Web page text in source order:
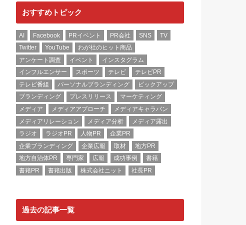
おすすめトピック
AI Facebook PRイベント PR会社 SNS
TV
Twitter
YouTube
わが社のヒット商品
アンケート調査
イベント
インスタグラム
インフルエンサー
スポーツ テレビ
テレビPR
テレビ番組
パーソナルブランディング
ピックアップ
ブランディング
プレスリリース
マーケティング
メディア
メディアアプローチ
メディアキャラバン
メディアリレーション
メディア分析
メディア露出
ラジオ
ラジオPR 人物PR
企業PR
企業ブランディング
企業広報 取材
地方PR
地方自治体PR
専門家 広報 成功事例
書籍
書籍PR
書籍出版 株式会社ニット 社長PR
過去の記事一覧